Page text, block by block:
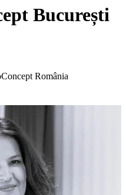
București
România